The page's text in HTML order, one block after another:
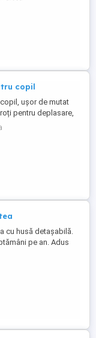
in unghiul de lucru.
Creste o data
MADE IN
impreuna si numai
copil
ușor de mutat
pentru deplasare,
transportat pentru
cu husă detașabilă.
pe an. Adus
de înălțime.